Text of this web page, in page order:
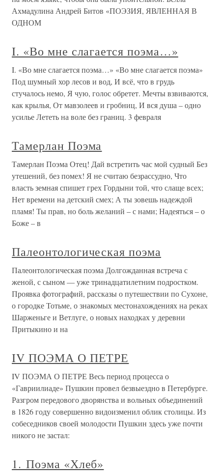
Ахмадулина Андрей Битов «ПОЭЗИЯ, ЯВЛЕННАЯ В
ОДНОМ
I. «Во мне слагается поэма…»
I. «Во мне слагается поэма…» «Во мне слагается поэма»
Под шумный хор лесов и вод, И всё, что в грудь
стучалось немо, Я чую, голос обретет. Мечты взвиваются,
как крылья, От мавзолеев и гробниц, И вся душа – одно
усилье Лететь на воле без границ. 3 февраля
Тамерлан Поэма
Тамерлан Поэма Отец! Дай встретить час мой судный Без
утешений, без помех! Я не считаю безрассудно, Что
власть земная спишет грех Гордыни той, что слаще всех;
Нет времени на детский смех; А ты зовешь надеждой
пламя! Ты прав, но боль желаний – с нами; Надеяться – о
Боже – в
Палеонтологическая поэма
Палеонтологическая поэма Долгожданная встреча с
женой, с сыном — уже тринадцатилетним подростком.
Проявка фотографий, рассказы о путешествии по Сухоне,
о городке Тотьме, о знакомых местонахождениях на реках
Шарженьге и Ветлуге, о новых находках у деревни
Притыкино и на
IV ПОЭМА О ПЕТРЕ
IV ПОЭМА О ПЕТРЕ Весь период процесса о
«Гавриилиаде» Пушкин провел безвыездно в Петербурге.
Разгром передового дворянства и вольных объединений
в 1826 году совершенно видоизменил облик столицы. Из
собеседников своей молодости Пушкин здесь уже почти
никого не застал:
1. Поэма «Хлеб»